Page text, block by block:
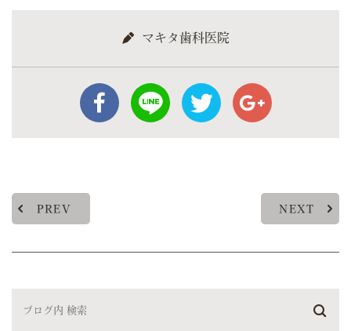
マキタ歯科医院
PREV NEXT